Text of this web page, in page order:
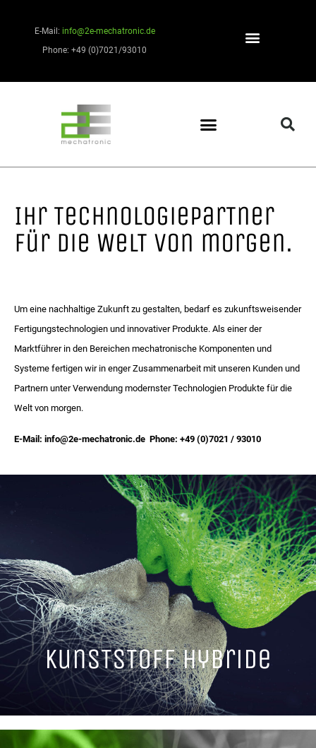
E-Mail: info@2e-mechatronic.de
Phone: +49 (0)7021/93010
Ihr TechnologieparTner
für die WelT von morgen.
Um eine nachhaltige Zukunft zu gestalten, bedarf es zukunftsweisender
Fertigungstechnologien und innovativer Produkte. Als einer der
Marktführer in den Bereichen mechatronische Komponenten und
Systeme fertigen wir in enger Zusammenarbeit mit unseren Kunden und
Partnern unter Verwendung modernster Technologien Produkte für die
Welt von morgen.
E-Mail: info@2e-mechatronic.de Phone: +49 (0)7021 / 93010
KunsTsToff Hybride